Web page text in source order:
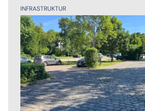
INFRASTRUKTUR